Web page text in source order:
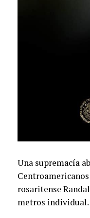
Una supremacía
rosaritense
metros individual.